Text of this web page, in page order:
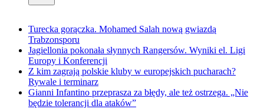
Turecka gorączka. Mohamed Salah nową gwiazdą
Trabzonsporu
Jagiellonia pokonała słynnych Rangersów. Wyniki el. Ligi
Europy i Konferencji
Z kim zagrają polskie kluby w europejskich pucharach?
Rywale i terminarz
Gianni Infantino przeprasza za błędy, ale też ostrzega. „Nie
będzie tolerancji dla ataków”